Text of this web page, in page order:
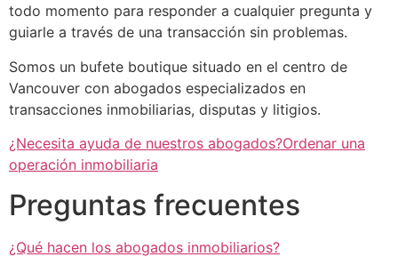
todo momento para responder a cualquier pregunta y
guiarle a través de una transacción sin problemas.
Somos un bufete boutique situado en el centro de
Vancouver con abogados especializados en
transacciones inmobiliarias, disputas y litigios.
¿Necesita ayuda de nuestros abogados?Ordenar una
operación inmobiliaria
Preguntas frecuentes
¿Qué hacen los abogados inmobiliarios?